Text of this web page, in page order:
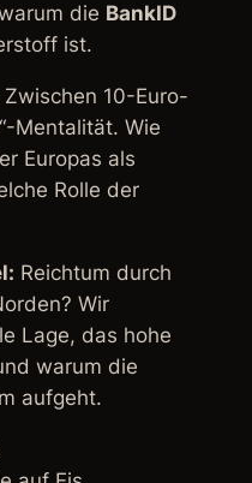
die BankID
ist.
Zwischen 10-Euro-
Mentalität. Wie
Europas als
Rolle der
Reichtum durch
Wir
Lage, das hohe
warum die
aufgeht.